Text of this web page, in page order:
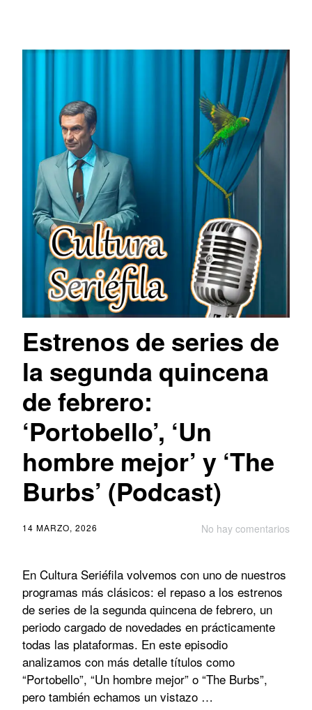
Estrenos de series de
la segunda quincena
de febrero:
‘Portobello’, ‘Un
hombre mejor’ y ‘The
Burbs’ (Podcast)
No hay comentarios
14 MARZO, 2026
En Cultura Seriéfila volvemos con uno de nuestros
programas más clásicos: el repaso a los estrenos
de series de la segunda quincena de febrero, un
periodo cargado de novedades en prácticamente
todas las plataformas. En este episodio
analizamos con más detalle títulos como
“Portobello”, “Un hombre mejor” o “The Burbs”,
pero también echamos un vistazo …